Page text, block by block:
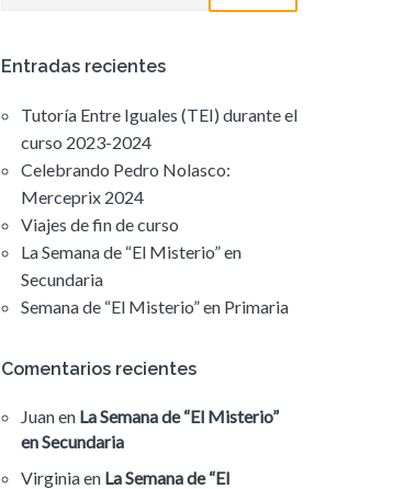
Entradas recientes
Tutoría Entre Iguales (TEI) durante el
curso 2023-2024
Celebrando Pedro Nolasco:
Merceprix 2024
Viajes de fin de curso
La Semana de “El Misterio” en
Secundaria
Semana de “El Misterio” en Primaria
Comentarios recientes
Juanen La Semana de “El Misterio”
en Secundaria
Virginiaen La Semana de “El